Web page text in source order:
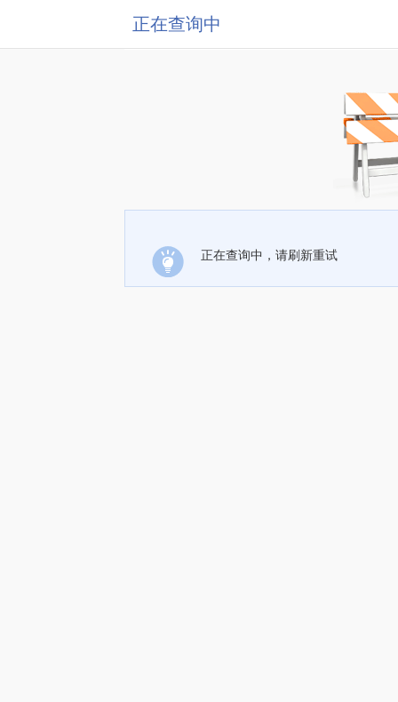
正在查询中
正在查询中，请刷新重试